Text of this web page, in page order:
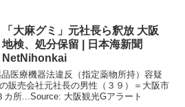
「大麻グミ」元社長ら釈放 大阪
地検、処分保留 | 日本海新聞
NetNihonkai
医療機器法違反（指定薬物所持）容疑
販売会社元社長の男性（３９）＝大阪市
所...Source: 大阪観光Gアラート